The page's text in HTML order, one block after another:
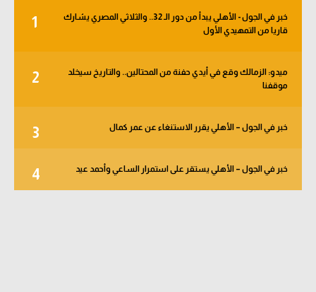
1
خبر في الجول - الأهلي يبدأ من دور الـ 32.. والثلاثي المصري يشارك
قاريا من التمهيدي الأول
2
ميدو: الزمالك وقع في أيدي حفنة من المحتالين.. والتاريخ سيخلد
موقفنا
3 خبر في الجول – الأهلي يقرر الاستنغاء عن عمر كمال
4 خبر في الجول – الأهلي يستقر على استمرار الساعي وأحمد عيد